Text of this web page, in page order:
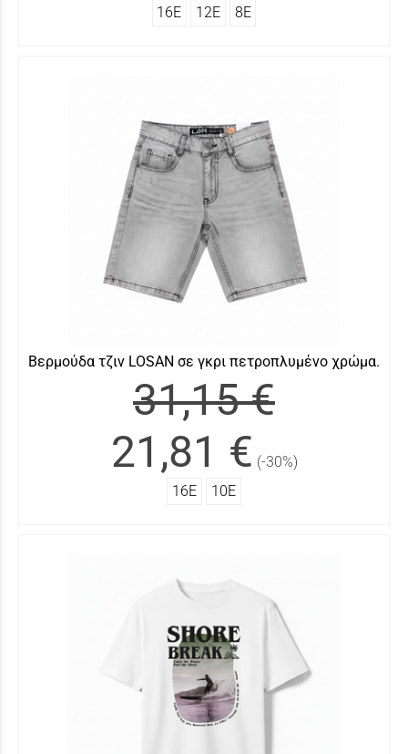
16Ε
12Ε 8Ε
Βερμούδα τζιν LOSAN σε γκρι πετροπλυμένο χρώμα.
31,15 €
21,81 € (-30%)
16Ε
10Ε